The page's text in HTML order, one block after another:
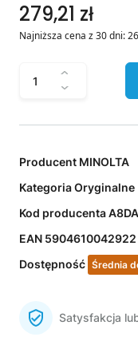
279,21 zł
Najniższa cena z 30 dni:
Producent MINOLTA
KategoriaOryginalne
Kod producenta
EAN 5904610042922
Dostępność Średnia
Satysfakcja